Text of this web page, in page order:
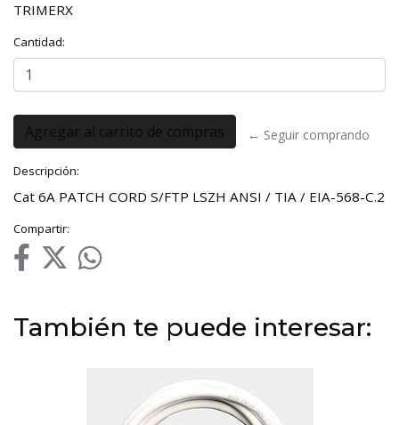
TRIMERX
Cantidad:
← Seguir comprando
Descripción:
Cat 6A PATCH CORD S/FTP LSZH ANSI / TIA / EIA-568-C.2
Compartir:
También te puede interesar: